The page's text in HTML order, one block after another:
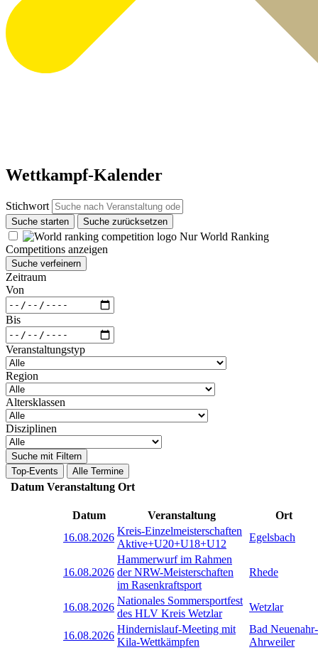
Wettkampf-Kalender
Stichwort
Suche starten Suche zurücksetzen
Nur World Ranking
Competitions anzeigen
Suche verfeinern
Zeitraum
Von
Bis
Veranstaltungstyp
Region
Altersklassen
Disziplinen
Suche mit Filtern
Top-Events
Alle Termine
Datum Veranstaltung Ort
Datum Veranstaltung
Ort
16.08.2026
Kreis-Einzelmeisterschaften
Aktive+U20+U18+U12
Egelsbach
16.08.2026
Hammerwurf im Rahmen
der NRW-Meisterschaften
im Rasenkraftsport
Rhede
16.08.2026
Nationales Sommersportfest
des HLV Kreis Wetzlar
Wetzlar
16.08.2026
Hindernislauf-Meeting mit
Kila-Wettkämpfen
Bad Neuenahr-
Ahrweiler